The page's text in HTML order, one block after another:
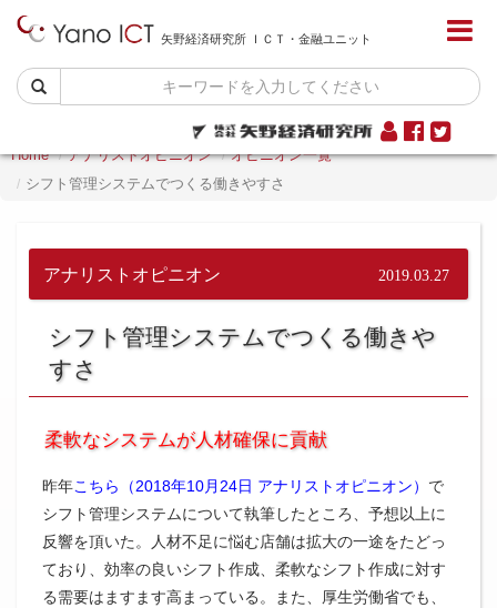
矢野経済研究所 ＩＣＴ・金融ユニット
Home アナリストオピニオン
オピニオン一覧
シフト管理システムでつくる働きやすさ
アナリストオピニオン 2019.03.27
シフト管理システムでつくる働きや
すさ
柔軟なシステムが人材確保に貢献
昨年こちら（2018年10月24日 アナリストオピニオン） で
シフト管理システムについて執筆したところ、予想以上に
反響を頂いた。人材不足に悩む店舗は拡大の一途をたどっ
ており、効率の良いシフト作成、柔軟なシフト作成に対す
る需要はますます高まっている。また、厚生労働省でも、